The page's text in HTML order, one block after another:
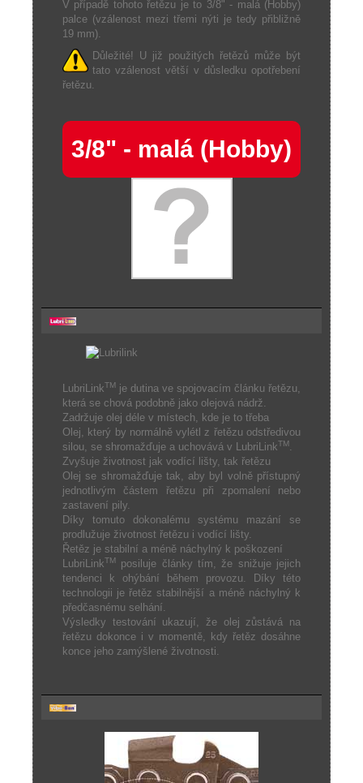
V případě tohoto řetězu je to 3/8" - malá (Hobby)
palce (vzálenost mezi třemi nýti je tedy přibližně
19 mm).
Důležité! U již použitých řetězů může být
tato vzálenost větší v důsledku opotřebení
řetězu.
3/8" - malá (Hobby)
LubriLinkTM je dutina ve spojovacím článku řetězu,
která se chová podobně jako olejová nádrž.
Zadržuje olej déle v místech, kde je to třeba
Olej, který by normálně vylétl z řetězu odstředivou
silou, se shromažďuje a uchovává v LubriLinkTM
Zvyšuje životnost jak vodící lišty, tak řetězu
Olej se shromažďuje tak, aby byl volně přístupný
jednotlivým částem řetězu při zpomalení nebo
zastavení pily.
Díky tomuto dokonalému systému mazání se
prodlužuje životnost řetězu i vodící lišty.
Řetěz je stabilní a méně náchylný k poškození
LubriLinkTM
posiluje články tím, že snižuje jejich
tendenci k ohýbání během provozu. Díky této
technologii je řetěz stabilnější a méně náchylný k
předčasnému selhání.
Výsledky testování ukazují, že olej zůstává na
řetězu dokonce i v momentě, kdy řetěz dosáhne
konce jeho zamýšlené životnosti.